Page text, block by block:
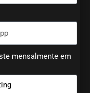
mensalmente em